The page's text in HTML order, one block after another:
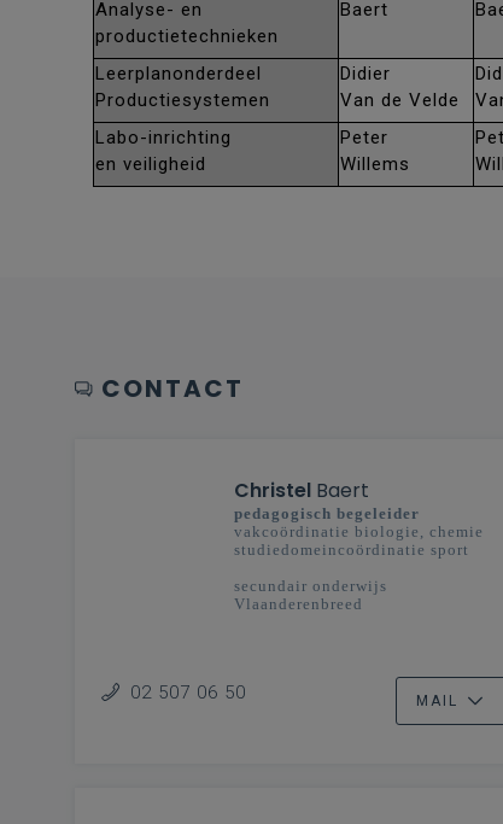
Analyse- en
productietechnieken
Baert
Leerplanonderdeel
Productiesystemen
Didier
Van de Velde
Labo-inrichting
en veiligheid
Peter
Willems
CONTACT
Christel Baert
pedagogisch begeleider
vakcoördinatie biologie, chemie
studiedomeincoördinatie sport
secundair onderwijs
Vlaanderenbreed
02 507 06 50 MAIL